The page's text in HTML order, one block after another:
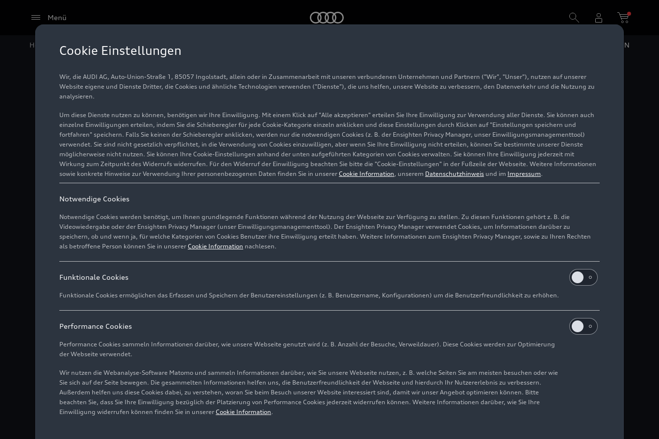
Menü
Home Audi Media Center Fotos EN
Audi valvelift system (AVS)
Illustration 01.01.2016
Cookie Einstellungen
Wir, die AUDI AG, Auto-Union-Straße 1, 85057 Ingolstadt, allein oder in Zusammenarbeit mit unseren verbundenen Unternehmen und Partnern ("Wir", "Unser"), nutzen auf unserer
Website eigene und Dienste Dritter, die Cookies und ähnliche Technologien verwenden ("Dienste"), die uns helfen, unsere Website zu verbessern, den Datenverkehr und die Nutzung zu
analysieren.
Um diese Dienste nutzen zu können, benötigen wir Ihre Einwilligung. Mit einem Klick auf "Alle akzeptieren" erteilen Sie Ihre Einwilligung zur Verwendung aller Dienste. Sie können auch
einzelne Einwilligungen erteilen, indem Sie die Schieberegler für jede Cookie-Kategorie einzeln anklicken und diese Einstellungen durch Klicken auf "Einstellungen speichern und
fortfahren" speichern. Falls Sie keinen der Schieberegler anklicken, werden nur die notwendigen Cookies (z. B. der Ensighten Privacy Manager, unser Einwilligungsmanagementtool)
verwendet. Sie sind nicht gesetzlich verpflichtet, in die Verwendung von Cookies einzuwilligen, aber wenn Sie Ihre Einwilligung nicht erteilen, können Sie bestimmte unserer Dienste
möglicherweise nicht nutzen. Sie können Ihre Cookie-Einstellungen anhand der unten aufgeführten Kategorien von Cookies verwalten. Sie können Ihre Einwilligung jederzeit mit
Wirkung zum Zeitpunkt des Widerrufs widerrufen. Für den Widerruf der Einwilligung beachten Sie bitte die "Cookie-Einstellungen" in der Fußzeile der Webseite. Weitere Informationen
sowie konkrete Hinweise zur Verwendung Ihrer personenbezogenen Daten finden Sie in unserer Cookie Information, unserem Datenschutzhinweis und im Impressum.
Notwendige Cookies
Notwendige Cookies werden benötigt, um Ihnen grundlegende Funktionen während der Nutzung der Webseite zur Verfügung zu stellen. Zu diesen Funktionen gehört z. B. die
Videowiedergabe oder der Ensighten Privacy Manager (unser Einwilligungsmanagementtool). Der Ensighten Privacy Manager verwendet Cookies, um Informationen darüber zu
speichern, ob und wenn ja, für welche Kategorien von Cookies Benutzer ihre Einwilligung erteilt haben. Weitere Informationen zum Ensighten Privacy Manager, sowie zu Ihren Rechten
als betroffene Person können Sie in unserer Cookie Information nachlesen.
Funktionale Cookies
Funktionale Cookies ermöglichen das Erfassen und Speichern der Benutzereinstellungen (z. B. Benutzername, Konfigurationen) um die Benutzerfreundlichkeit zu erhöhen.
Performance Cookies
Performance Cookies sammeln Informationen darüber, wie unsere Webseite genutzt wird (z. B. Anzahl der Besuche, Verweildauer). Diese Cookies werden zur Optimierung
der Webseite verwendet.
Wir nutzen die Webanalyse-Software Matomo und sammeln Informationen darüber, wie Sie unsere Webseite nutzen, z. B. welche Seiten Sie am meisten besuchen oder wie
Sie sich auf der Seite bewegen. Die gesammelten Informationen helfen uns, die Benutzerfreundlichkeit der Webseite und hierdurch Ihr Nutzererlebnis zu verbessern.
Außerdem helfen uns diese Cookies dabei, zu verstehen, woran Sie beim Besuch unserer Website interessiert sind, damit wir unser Angebot optimieren können. Bitte
beachten Sie, dass Sie Ihre Einwilligung bezüglich der Platzierung von Performance Cookies jederzeit widerrufen können. Weitere Informationen darüber, wie Sie Ihre
Einwilligung widerrufen können finden Sie in unserer Cookie Information.